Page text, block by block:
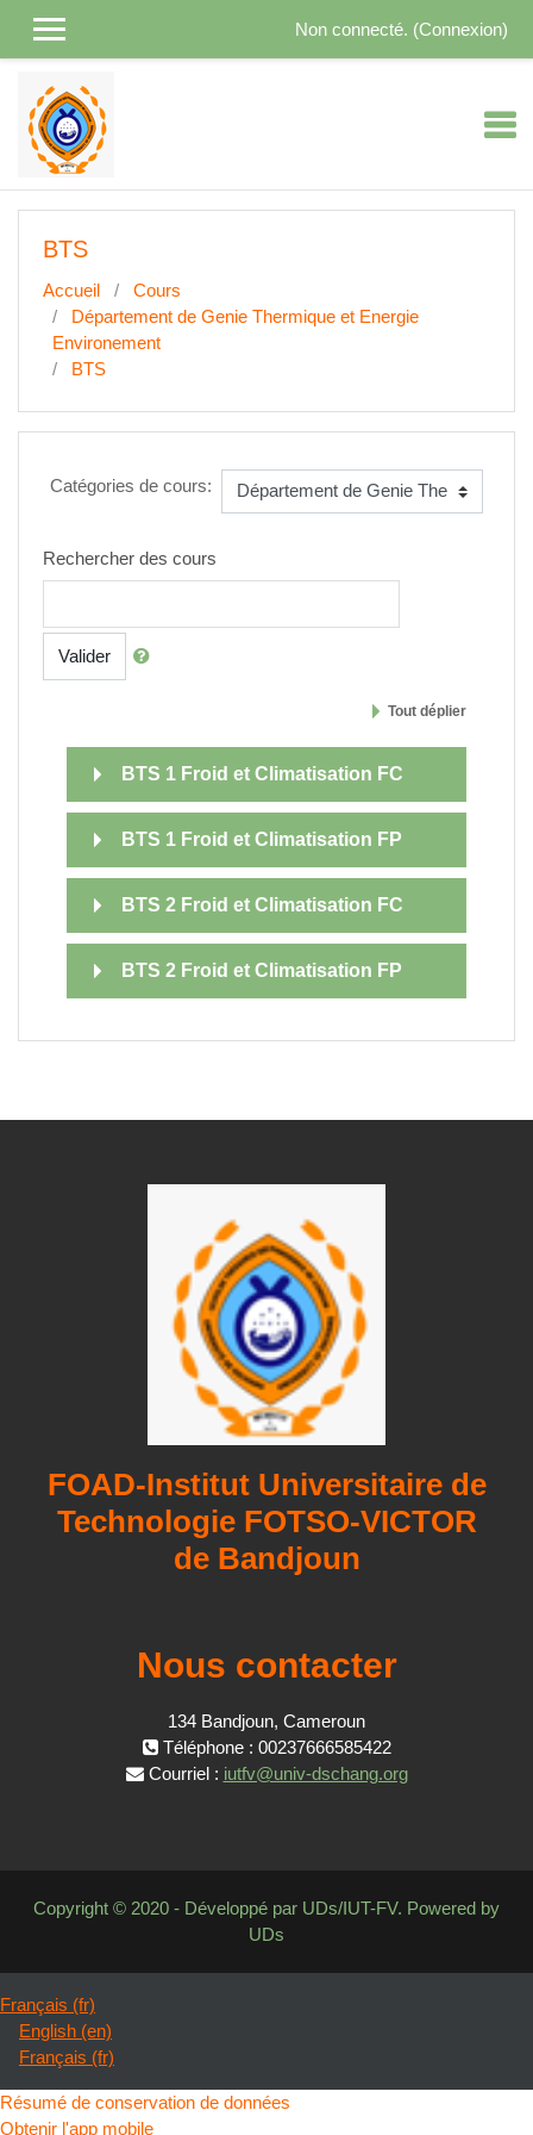
Non connecté. (Connexion)
BTS
Accueil
Cours
Département de Genie Thermique et Energie
Environement
BTS
Catégories de cours:
Rechercher des cours
Valider
Tout déplier
BTS 1 Froid et Climatisation FC
BTS 1 Froid et Climatisation FP
BTS 2 Froid et Climatisation FC
BTS 2 Froid et Climatisation FP
FOAD-Institut Universitaire de
Technologie FOTSO-VICTOR
de Bandjoun
Nous contacter
134 Bandjoun, Cameroun
Téléphone : 00237666585422
Courriel : iutfv@univ-dschang.org
Copyright © 2020 - Développé par UDs/IUT-FV. Powered by
UDs
Français ‎(fr)‎
English ‎(en)‎
Français ‎(fr)‎
Résumé de conservation de données
Obtenir l'app mobile